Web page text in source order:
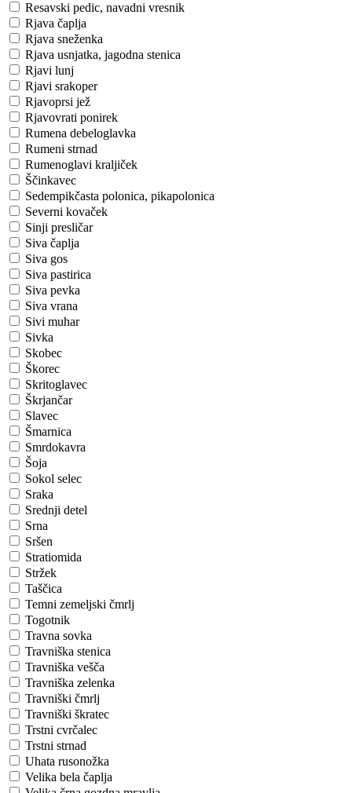
Resavski pedic, navadni vresnik
Rjava čaplja
Rjava sneženka
Rjava usnjatka, jagodna stenica
Rjavi lunj
Rjavi srakoper
Rjavoprsi jež
Rjavovrati ponirek
Rumena debeloglavka
Rumeni strnad
Rumenoglavi kraljiček
Ščinkavec
Sedempikčasta polonica, pikapolonica
Severni kovaček
Sinji presličar
Siva čaplja
Siva gos
Siva pastirica
Siva pevka
Siva vrana
Sivi muhar
Sivka
Skobec
Škorec
Skritoglavec
Škrjančar
Slavec
Šmarnica
Smrdokavra
Šoja
Sokol selec
Sraka
Srednji detel
Srna
Sršen
Stratiomida
Stržek
Taščica
Temni zemeljski čmrlj
Togotnik
Travna sovka
Travniška stenica
Travniška vešča
Travniška zelenka
Travniški čmrlj
Travniški škratec
Trstni cvrčalec
Trstni strnad
Uhata rusonožka
Velika bela čaplja